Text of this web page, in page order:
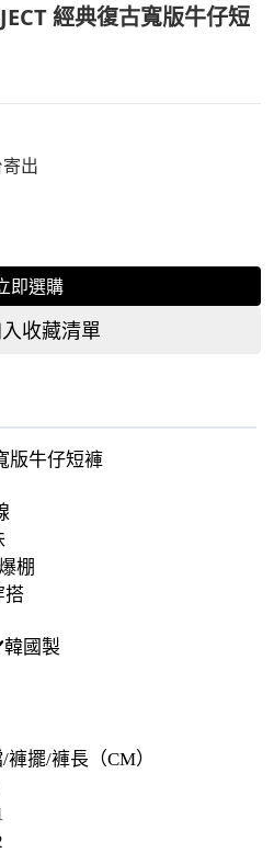
經典復古寬版牛仔短
出
即選購
收藏清單
版牛仔短褲
棚
搭
國製
擺/褲長（CM）